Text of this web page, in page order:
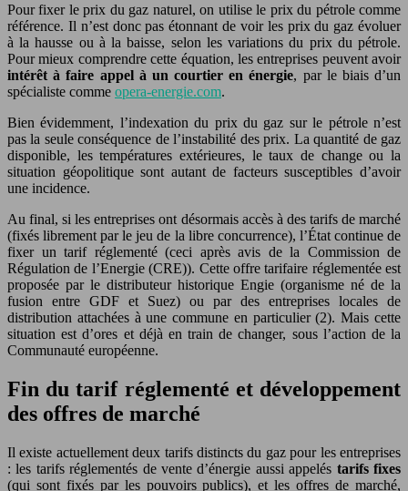
Pour fixer le prix du gaz naturel, on utilise le prix du pétrole comme
référence. Il n’est donc pas étonnant de voir les prix du gaz évoluer
à la hausse ou à la baisse, selon les variations du prix du pétrole.
Pour mieux comprendre cette équation, les entreprises peuvent avoir
intérêt à faire appel à un courtier en énergie, par le biais d’un
spécialiste comme opera-energie.com.
Bien évidemment, l’indexation du prix du gaz sur le pétrole n’est
pas la seule conséquence de l’instabilité des prix. La quantité de gaz
disponible, les températures extérieures, le taux de change ou la
situation géopolitique sont autant de facteurs susceptibles d’avoir
une incidence.
Au final, si les entreprises ont désormais accès à des tarifs de marché
(fixés librement par le jeu de la libre concurrence), l’État continue de
fixer un tarif réglementé (ceci après avis de la Commission de
Régulation de l’Energie (CRE)). Cette offre tarifaire réglementée est
proposée par le distributeur historique Engie (organisme né de la
fusion entre GDF et Suez) ou par des entreprises locales de
distribution attachées à une commune en particulier (2). Mais cette
situation est d’ores et déjà en train de changer, sous l’action de la
Communauté européenne.
Fin du tarif réglementé et développement
des offres de marché
Il existe actuellement deux tarifs distincts du gaz pour les entreprises
: les tarifs réglementés de vente d’énergie aussi appelés tarifs fixes
(qui sont fixés par les pouvoirs publics), et les offres de marché,